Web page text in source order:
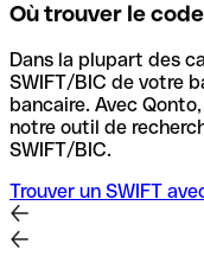
Où trouver le
Dans la plupart des
SWIFT/BIC de votre
bancaire. Avec
notre outil de
SWIFT/BIC.
Trouver un SWIFT